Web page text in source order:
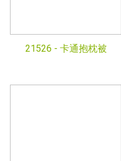
21526 - 卡通抱枕被